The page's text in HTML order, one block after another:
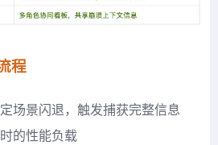
程
场景闪退，触发捕获完整信息
的性能负载